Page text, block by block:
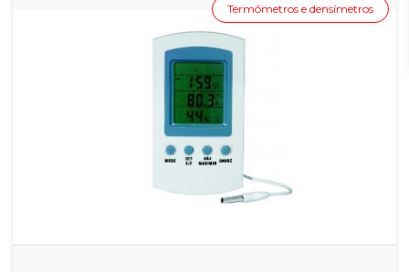
Termômetros e densímetros